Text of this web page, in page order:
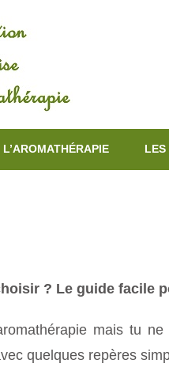
L’AROMATHÉRAPIE LES
? Le guide facile
mais tu
quelques repères